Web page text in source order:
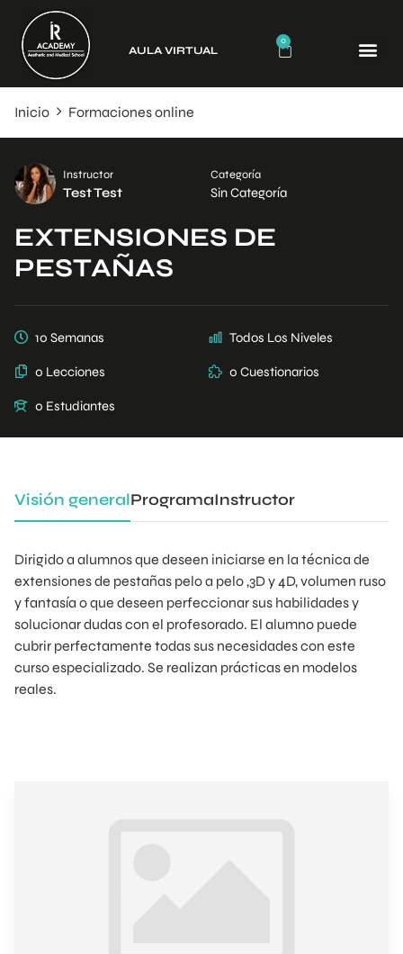
AULA VIRTUAL
0
Inicio Formaciones online
Instructor
Test Test
Categoría
Sin Categoría
EXTENSIONES DE
PESTAÑAS
10 Semanas Todos Los Niveles
0 Lecciones 0 Cuestionarios
0 Estudiantes
Visión generalProgramaInstructor
Dirigido a alumnos que deseen iniciarse en la técnica de
extensiones de pestañas pelo a pelo ,3D y 4D, volumen ruso
y fantasía o que deseen perfeccionar sus habilidades y
solucionar dudas con el profesorado. El alumno puede
cubrir perfectamente todas sus necesidades con este
curso especializado. Se realizan prácticas en modelos
reales.